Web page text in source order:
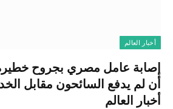
أخبار العالم
إصابة عامل مصري بجروح
أن لم يدفع السائحون مقابل
أخبار العالم